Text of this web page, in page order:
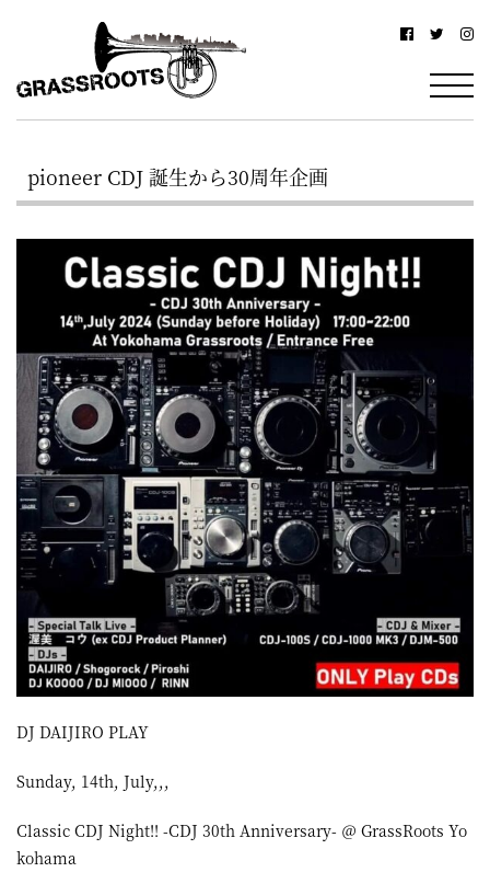
浜
グ
ス
ル
–
YOKOHAMA
Grassroots
–
駅
北
西
口
か
歩
約
3
分・
鶴
屋
町
に
あ
る
ダ
イ
ニ
ン
グ
pioneer CDJ 誕生から30周年企画
DJ DAIJIRO PLAY
Sunday, 14th, July,,,
Classic CDJ Night!! -CDJ 30th Anniversary- ＠ GrassRoots Yo
kohama